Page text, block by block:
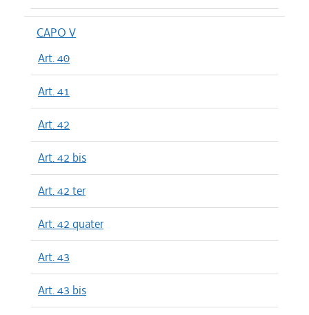
CAPO V
Art. 40
Art. 41
Art. 42
Art. 42 bis
Art. 42 ter
Art. 42 quater
Art. 43
Art. 43 bis